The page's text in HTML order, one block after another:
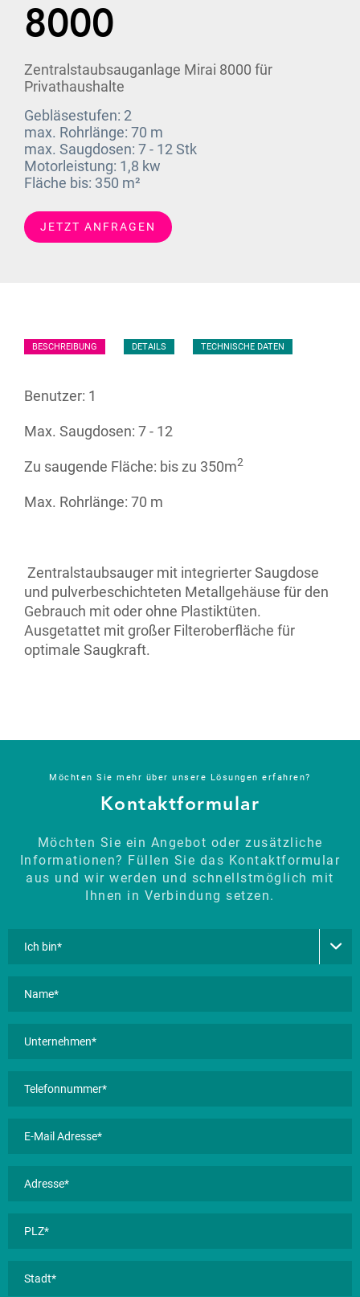
8000
Zentralstaubsauganlage Mirai 8000 für
Privathaushalte
Gebläsestufen: 2
max. Rohrlänge: 70 m
max. Saugdosen: 7 - 12 Stk
Motorleistung: 1,8 kw
Fläche bis: 350 m²
JETZT ANFRAGEN
BESCHREIBUNG DETAILS TECHNISCHE DATEN
Benutzer: 1
Max. Saugdosen: 7 - 12
Zu saugende Fläche: bis zu 350m2
Max. Rohrlänge: 70 m
Zentralstaubsauger mit integrierter Saugdose
und pulverbeschichteten Metallgehäuse für den
Gebrauch mit oder ohne Plastiktüten.
Ausgetattet mit großer Filteroberfläche für
optimale Saugkraft.
Möchten Sie mehr über unsere Lösungen erfahren?
Kontaktformular
Möchten Sie ein Angebot oder zusätzliche
Informationen? Füllen Sie das Kontaktformular
aus und wir werden und schnellstmöglich mit
Ihnen in Verbindung setzen.